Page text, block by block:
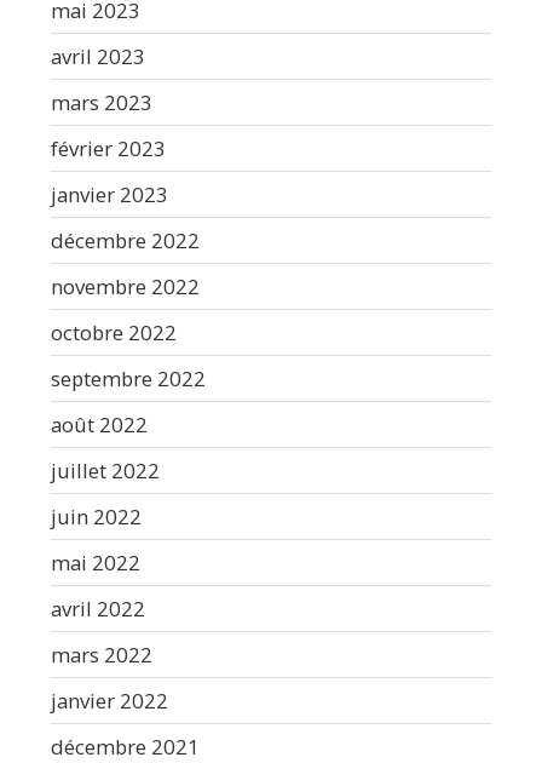
mai 2023
avril 2023
mars 2023
février 2023
janvier 2023
décembre 2022
novembre 2022
octobre 2022
septembre 2022
août 2022
juillet 2022
juin 2022
mai 2022
avril 2022
mars 2022
janvier 2022
décembre 2021